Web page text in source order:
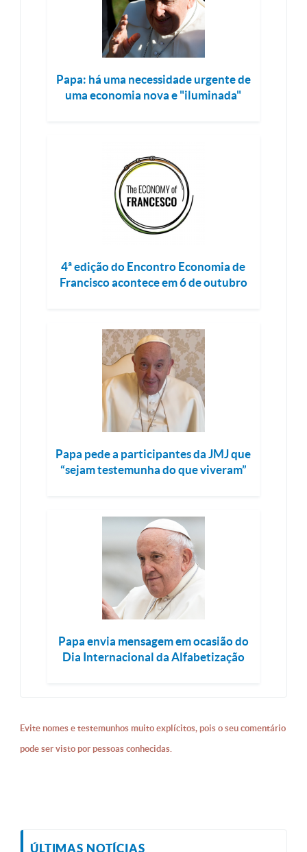
Papa: há uma necessidade urgente de
uma economia nova e "iluminada"
4ª edição do Encontro Economia de
Francisco acontece em 6 de outubro
Papa pede a participantes da JMJ que
“sejam testemunha do que viveram”
Papa envia mensagem em ocasião do
Dia Internacional da Alfabetização
Evite nomes e testemunhos muito explícitos, pois o seu comentário
pode ser visto por pessoas conhecidas.
ÚLTIMAS NOTÍCIAS